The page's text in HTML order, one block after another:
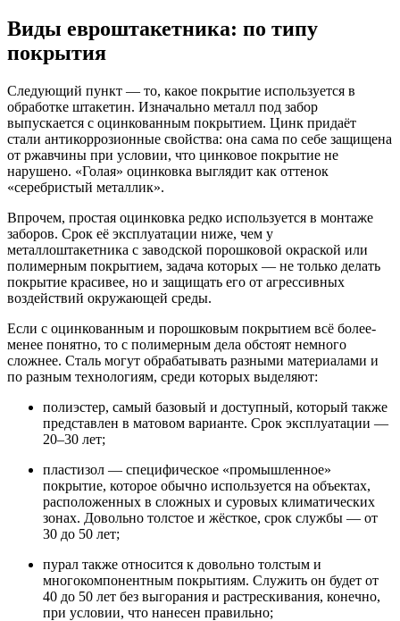
Виды евроштакетника: по типу
покрытия
Следующий пункт — то, какое покрытие используется в
обработке штакетин. Изначально металл под забор
выпускается с оцинкованным покрытием. Цинк придаёт
стали антикоррозионные свойства: она сама по себе защищена
от ржавчины при условии, что цинковое покрытие не
нарушено. «Голая» оцинковка выглядит как оттенок
«серебристый металлик».
Впрочем, простая оцинковка редко используется в монтаже
заборов. Срок её эксплуатации ниже, чем у
металлоштакетника с заводской порошковой окраской или
полимерным покрытием, задача которых — не только делать
покрытие красивее, но и защищать его от агрессивных
воздействий окружающей среды.
Если с оцинкованным и порошковым покрытием всё более-
менее понятно, то с полимерным дела обстоят немного
сложнее. Сталь могут обрабатывать разными материалами и
по разным технологиям, среди которых выделяют:
полиэстер, самый базовый и доступный, который также
представлен в матовом варианте. Срок эксплуатации —
20–30 лет;
пластизол — специфическое «промышленное»
покрытие, которое обычно используется на объектах,
расположенных в сложных и суровых климатических
зонах. Довольно толстое и жёсткое, срок службы — от
30 до 50 лет;
пурал также относится к довольно толстым и
многокомпонентным покрытиям. Служить он будет от
40 до 50 лет без выгорания и растрескивания, конечно,
при условии, что нанесен правильно;